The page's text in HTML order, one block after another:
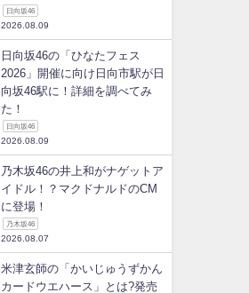
日向坂46
2026.08.09
日向坂46の「ひなたフェス
2026」開催に向け日向市駅が日
向坂46駅に！詳細を調べてみ
た！
日向坂46
2026.08.09
乃木坂46の井上和がナゲットア
イドル！？マクドナルドのCM
に登場！
乃木坂46
2026.08.07
米津玄師の「かいじゅうずかん
カードウエハース」とは?発売